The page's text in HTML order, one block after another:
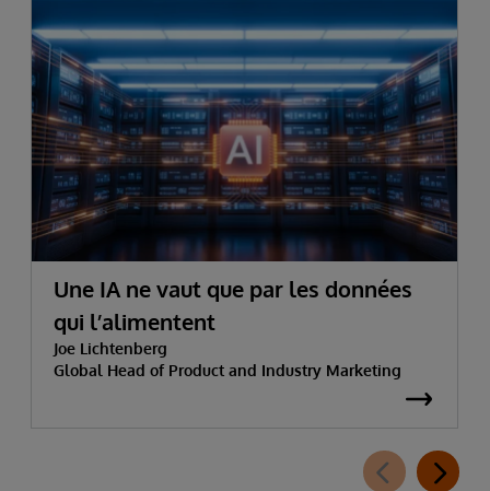
Une IA ne vaut que par les données
qui l’alimentent
Joe Lichtenberg
Global Head of Product and Industry Marketing